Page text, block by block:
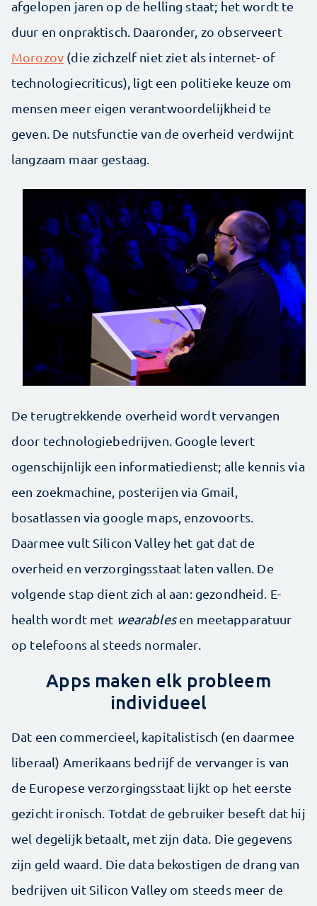
afgelopen jaren op de helling staat; het wordt te
duur en onpraktisch. Daaronder, zo observeert
Morozov (die zichzelf niet ziet als internet- of
technologiecriticus), ligt een politieke keuze om
mensen meer eigen verantwoordelijkheid te
geven. De nutsfunctie van de overheid verdwijnt
langzaam maar gestaag.
De terugtrekkende overheid wordt vervangen
door technologiebedrijven. Google levert
ogenschijnlijk een informatiedienst; alle kennis via
een zoekmachine, posterijen via Gmail,
bosatlassen via google maps, enzovoorts.
Daarmee vult Silicon Valley het gat dat de
overheid en verzorgingsstaat laten vallen. De
volgende stap dient zich al aan: gezondheid. E-
health wordt met wearablesen meetapparatuur
op telefoons al steeds normaler.
Apps maken elk probleem
individueel
Dat een commercieel, kapitalistisch (en daarmee
liberaal) Amerikaans bedrijf de vervanger is van
de Europese verzorgingsstaat lijkt op het eerste
gezicht ironisch. Totdat de gebruiker beseft dat hij
wel degelijk betaalt, met zijn data. Die gegevens
zijn geld waard. Die data bekostigen de drang van
bedrijven uit Silicon Valley om steeds meer de